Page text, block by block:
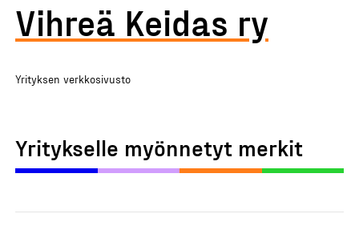
Vihreä Keidas ry
Yrityksen verkkosivusto
Yritykselle myönnetyt merkit